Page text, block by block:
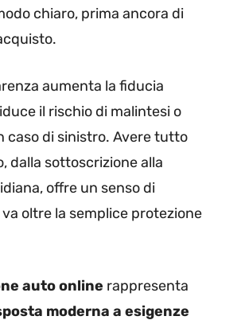
chiaro, prima ancora di
aumenta la fiducia
il rischio di malintesi o
caso di sinistro. Avere tutto
dalla sottoscrizione alla
offre un senso di
oltre la semplice protezione
auto online rappresenta
moderna a esigenze